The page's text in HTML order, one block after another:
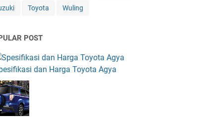
Toyota Wuling
POST
dan Harga Toyota Agya